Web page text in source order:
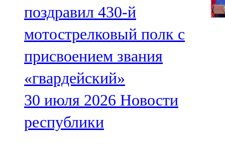
поздравил 430-й
мотострелковый полк с
присвоением звания
«гвардейский»
30 июля 2026 Новости
республики